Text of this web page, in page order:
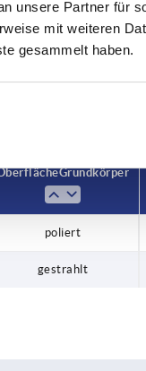
unsere Partner für
mit weiteren
gesammelt haben.
vor Abschluss Ihrer
Grundkörper
poliert
gestrahlt